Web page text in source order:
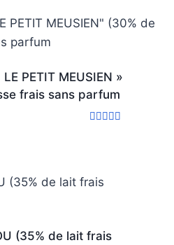
LE PETIT MEUSIEN »
frais sans parfum
(35% de lait frais